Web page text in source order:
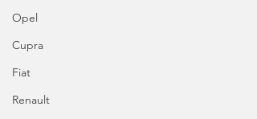
Opel
Cupra
Fiat
Renault